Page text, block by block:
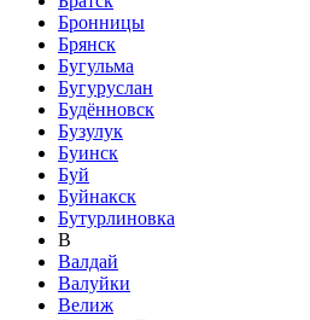
Бронницы
Брянск
Бугульма
Бугуруслан
Будённовск
Бузулук
Буинск
Буй
Буйнакск
Бутурлиновка
В
Валдай
Валуйки
Велиж